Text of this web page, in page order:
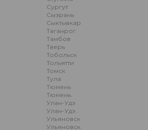
Сургут
Сызрань
Сыктывкар
Таганрог
Тамбов
Тверь
Тобольск
Тольятти
Томск
Тула
Тюмень
Тюмень.
Улан-Удэ
Улан-Удэ..
Ульяновск
Ульяновск.